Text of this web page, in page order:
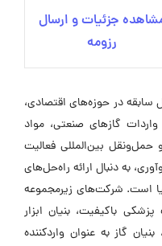
جزئیات و ارسال
رزومه
بنیان با بیش از ۱۵ سال سابقه در حوزه‌های اقتصادی،
گازهای صنعتی، مواد
حمل‌ونقل بین‌المللی فعالیت
به دنبال ارائه راه‌حل‌های
است. شرکت‌های زیرمجموعه
باکیفیت، بنیان ابزار
گاز به عنوان واردکننده